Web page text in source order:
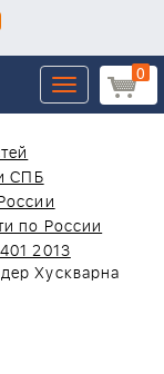
0
Toggle
navigation
СПБ
по России
2013
Хускварна